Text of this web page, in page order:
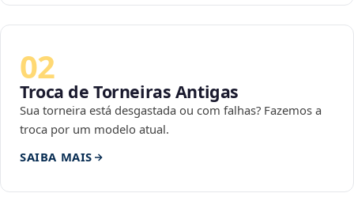
02
Troca de Torneiras Antigas
Sua torneira está desgastada ou com falhas? Fazemos a
troca por um modelo atual.
SAIBA MAIS